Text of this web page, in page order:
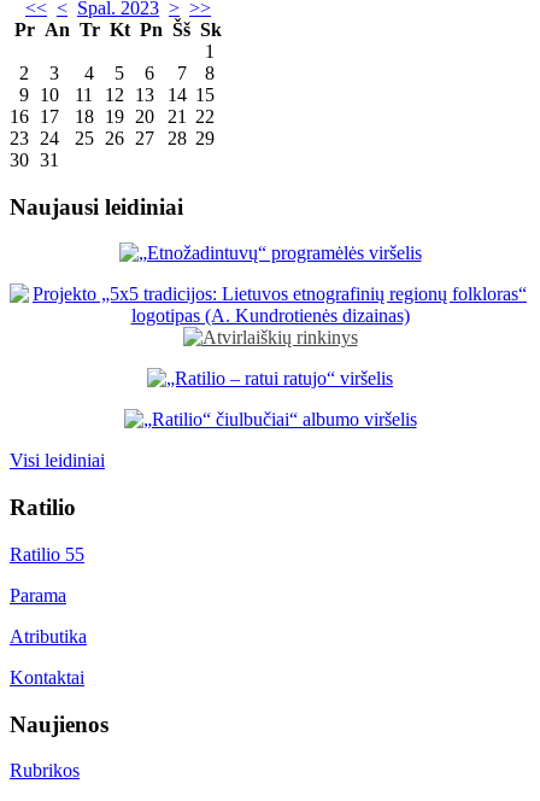
<< < Spal. 2023 > >>
Pr An Tr Kt Pn Šš Sk
1
2
3 4 5 6 7
8
9 10 11 12 13 14 15
16 17 18 19 20 21
22
23 24 25 26 27 28 29
30 31
Naujausi leidiniai
Visi leidiniai
Ratilio
Ratilio 55
Parama
Atributika
Kontaktai
Naujienos
Rubrikos